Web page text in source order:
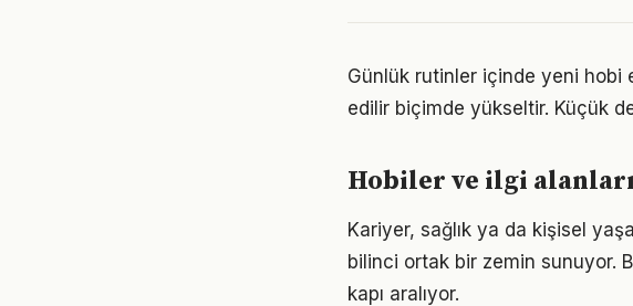
Günlük rutinler içinde yeni
edilir biçimde yükseltir. Küçük
Hobiler ve ilgi
Kariyer, sağlık ya da kişisel
bilinci ortak bir zemin sunuyor.
kapı aralıyor.